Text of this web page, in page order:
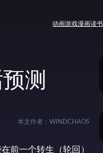
动画游戏漫画读书
测
本文作者： WINDCHAOS
前一个转生（轮回）